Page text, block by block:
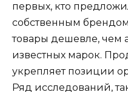
первых, кто
собственным
товары дешевле, чем
известных марок.
укрепляет позиции
Ряд исследований,